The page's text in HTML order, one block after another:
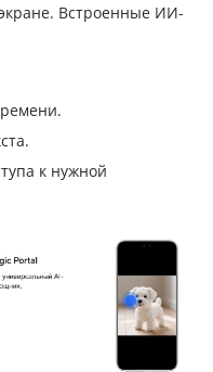
Встроенные ИИ-
к нужной